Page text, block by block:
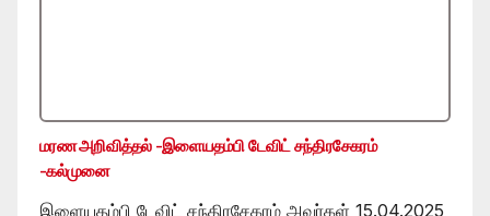
மரண அறிவித்தல் -இளையதம்பி டேவிட் சந்திரசேகரம்
-கல்முனை
இளையதம்பி டேவிட் சந்திரசேகரம் அவர்கள் 15.04.2025